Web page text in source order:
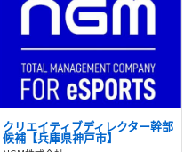
クリエイティブディレクター幹部
候補【兵庫県神戸市】